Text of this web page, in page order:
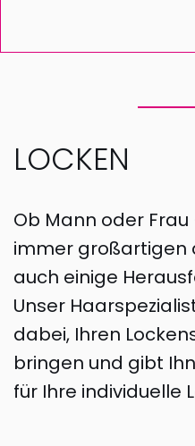
LOCKEN
Ob Mann oder
immer großartigen
auch einige
Unser
dabei, Ihren
bringen und gibt
für Ihre individuelle